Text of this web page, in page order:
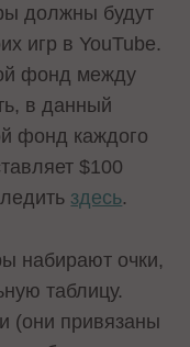
должны будут
игр в YouTube.
фонд между
в данный
фонд каждого
$100
здесь.
набирают очки,
таблицу.
(они привязаны